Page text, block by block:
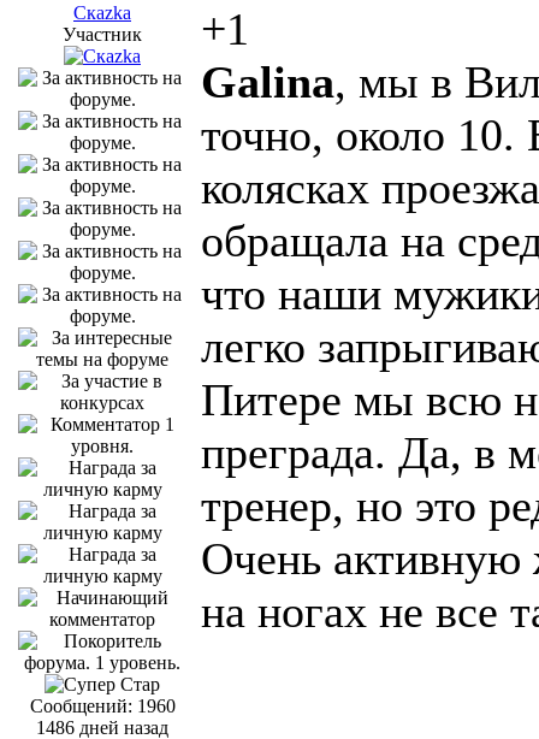
Скаzka
Участник
Сообщений: 1960
1486 дней назад
+1
Galina, мы в
точно, около
колясках
обращала на
что наши
легко
Питере мы всю
преграда. Да, в
тренер, но это
Очень активную
на ногах не все